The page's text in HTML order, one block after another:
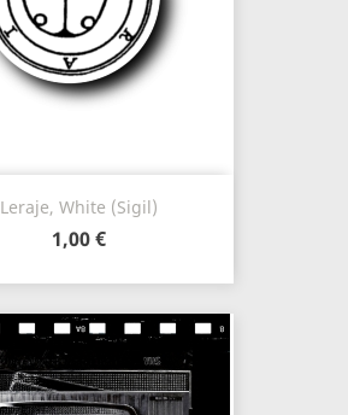
Leraje, White (Sigil)
1,00 €